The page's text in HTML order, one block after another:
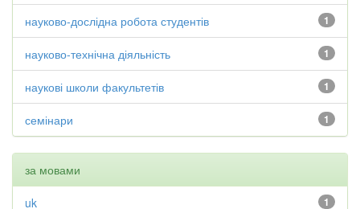
1
науково-дослідна робота студентів
1
науково-технічна діяльність
1
наукові школи факультетів
1
семінари
за мовами
1
uk